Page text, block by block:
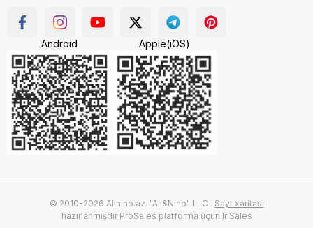
Android Apple(iOS)
© 2010-2026 Alinino.az. "Ali&Nino" LLC . Sayt xəritəsi
hazırlanmışdır ProSales platforma üçün InSales